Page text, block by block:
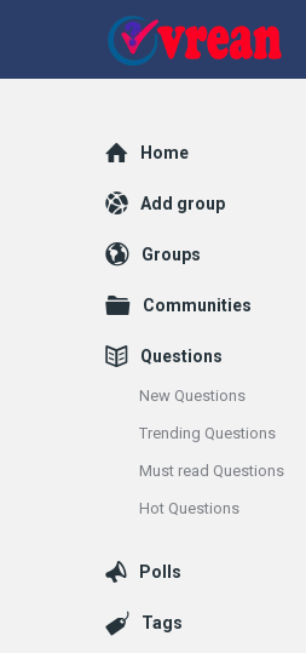
vrean.com
Explore
Home
Add group
Groups
Communities
Questions
New Questions
Trending Questions
Must read Questions
Hot Questions
Polls
Tags